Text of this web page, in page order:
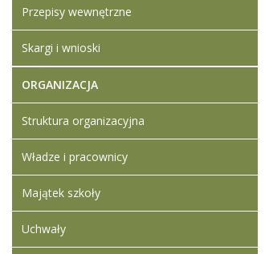
Przepisy wewnętrzne
Skargi i wnioski
ORGANIZACJA
Struktura organizacyjna
Władze i pracownicy
Majątek szkoły
Uchwały